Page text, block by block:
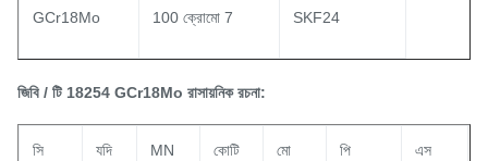
GCr18Mo 100 ক্রোমো 7 SKF24
জিবি / টি 18254 GCr18Mo রাসায়নিক রচনা:
সি যদি MN কোটি মো পি এস